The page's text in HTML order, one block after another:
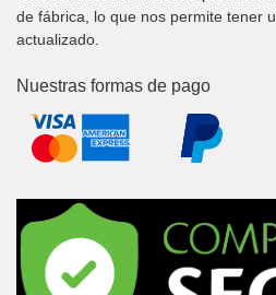
de fábrica, lo que nos permite tener
actualizado.
Nuestras formas de pago